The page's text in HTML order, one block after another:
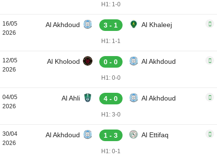
H1: 1-0
16/05
2026
Al Akhdoud 3 - 1 Al Khaleej
H1: 1-1
12/05
2026
Al Kholood 0 - 0 Al Akhdoud
H1: 0-0
04/05
2026
Al Ahli 4 - 0 Al Akhdoud
H1: 3-0
30/04
2026
Al Akhdoud 1 - 3 Al Ettifaq
H1: 0-1